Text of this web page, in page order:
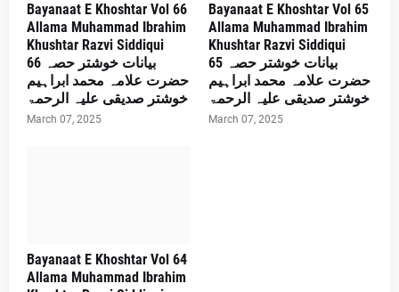
Bayanaat E Khoshtar Vol 66
Allama Muhammad Ibrahim
Khushtar Razvi Siddiqui
بیانات خوشتر حصہ 66
حضرت علامہ محمد ابراہیم
خوشتر صدیقی علیہ الرحمۃ
March 07, 2025
Bayanaat E Khoshtar Vol 65
Allama Muhammad Ibrahim
Khushtar Razvi Siddiqui
بیانات خوشتر حصہ 65
حضرت علامہ محمد ابراہیم
خوشتر صدیقی علیہ الرحمۃ
March 07, 2025
Bayanaat E Khoshtar Vol 64
Allama Muhammad Ibrahim